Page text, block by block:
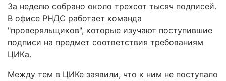
За неделю собрано около трехсот тысяч подписей.
В офисе РНДС работает команда
"проверяльщиков", которые изучают поступившие
подписи на предмет соответствия требованиям
ЦИКа.
Между тем в ЦИКе заявили, что к ним не поступало